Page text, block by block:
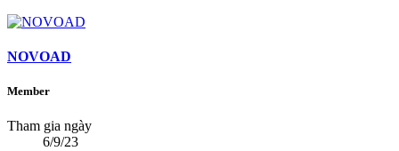
NOVOAD
Member
Tham gia ngày
6/9/23